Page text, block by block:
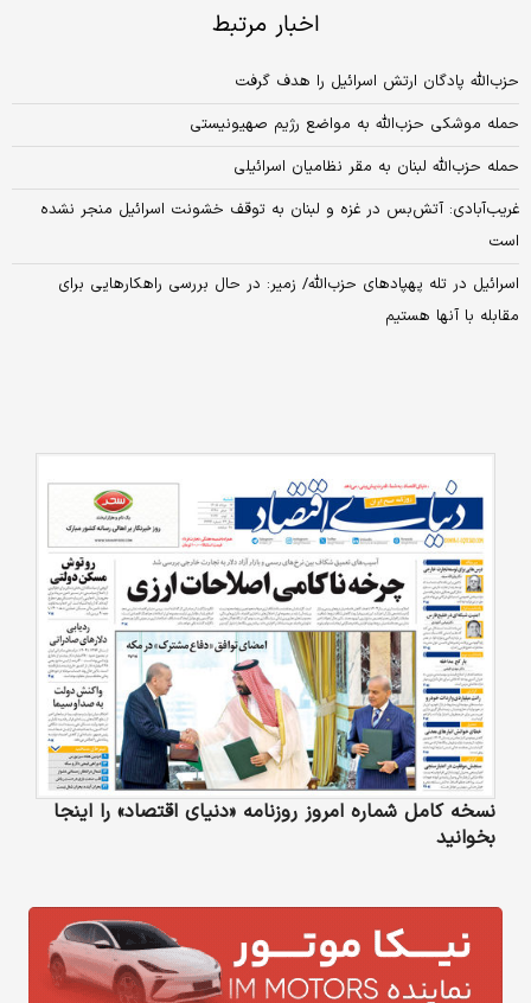
اخبار مرتبط
حزب‌الله پادگان ارتش اسرائیل را هدف گرفت
حمله موشکی حزب‌الله به مواضع رژیم صهیونیستی
حمله حزب‌الله لبنان به مقر نظامیان اسرائیلی
غریب‌آبادی: آتش‌بس در غزه و لبنان به توقف خشونت اسرائیل منجر نشده
است
اسرائیل در تله پهپادهای حزب‌الله/ زمیر: در حال بررسی راهکارهایی برای
مقابله با آنها هستیم
نسخه کامل شماره امروز روزنامه «دنیای‌ اقتصاد» را اینجا
بخوانید